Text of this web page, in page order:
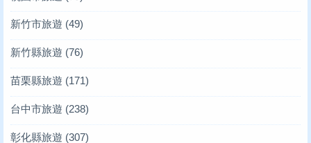
新竹市旅遊 (49)
新竹縣旅遊 (76)
苗栗縣旅遊 (171)
台中市旅遊 (238)
彰化縣旅遊 (307)